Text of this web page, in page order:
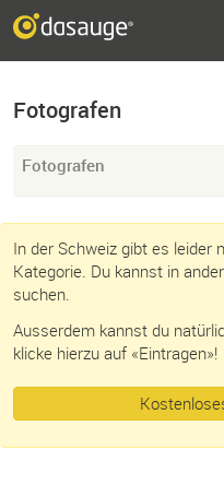
Fotografen
Fotografen
In der Schweiz gibt es leider
Kategorie. Du kannst in
suchen.
Ausserdem kannst du
klicke hierzu auf «Eintragen»!